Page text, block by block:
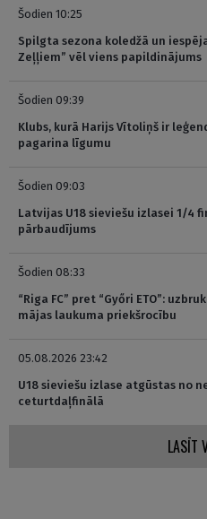
Šodien 10:25
Spilgta sezona koledžā un
Zeļļiem” vēl viens papildinājums
Šodien 09:39
Klubs, kurā Harijs Vītoliņš ir
pagarina līgumu
Šodien 09:03
Latvijas U18 sieviešu izlasei 1/4
pārbaudījums
Šodien 08:33
“Riga FC” pret “Győri ETO”:
mājas laukuma priekšrocību
05.08.2026 23:42
U18 sieviešu izlase atgūstas no
ceturtdaļfinālā
LASĪT